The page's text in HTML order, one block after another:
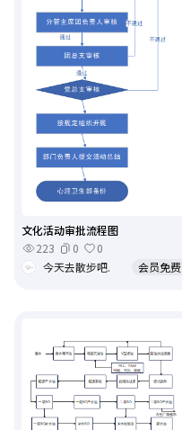
文化活动审批流程图
223
0
0
今天去散步吧.
会员免费